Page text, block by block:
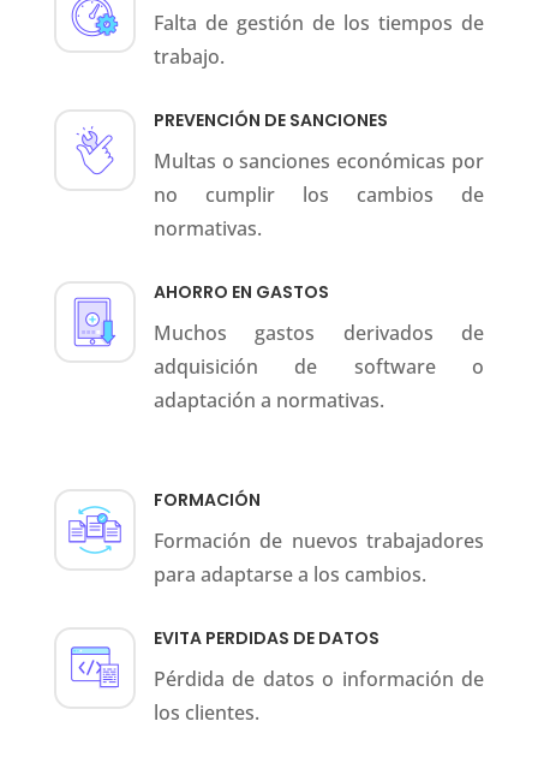
Falta de gestión de los tiempos de
trabajo.
PREVENCIÓN DE SANCIONES
Multas o sanciones económicas por
no cumplir los cambios de
normativas.
AHORRO EN GASTOS
Muchos gastos derivados de
adquisición de software o
adaptación a normativas.
FORMACIÓN
Formación de nuevos trabajadores
para adaptarse a los cambios.
EVITA PERDIDAS DE DATOS
Pérdida de datos o información de
los clientes.